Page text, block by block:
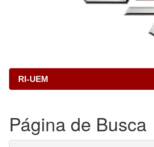
RI-UEM
Página de Busca